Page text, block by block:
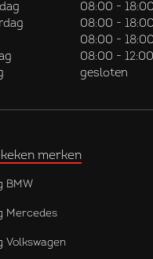
08:00 - 18:00
08:00 - 18:00
08:00 - 18:00
08:00 - 12:00
gesloten
merken
BMW
Mercedes
Volkswagen